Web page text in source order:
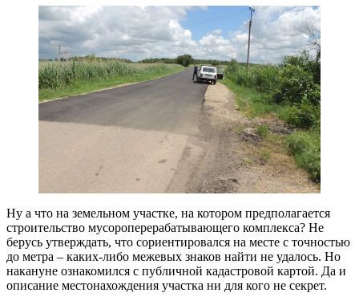
Ну а что на земельном участке, на котором предполагается
строительство мусороперерабатывающего комплекса? Не
берусь утверждать, что сориентировался на месте с точностью
до метра – каких-либо межевых знаков найти не удалось. Но
накануне ознакомился с публичной кадастровой картой. Да и
описание местонахождения участка ни для кого не секрет.